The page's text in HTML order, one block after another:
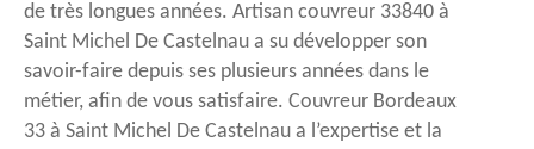
de très longues années. Artisan couvreur 33840 à
Saint Michel De Castelnau a su développer son
savoir-faire depuis ses plusieurs années dans le
métier, afin de vous satisfaire. Couvreur Bordeaux
33 à Saint Michel De Castelnau a l’expertise et la